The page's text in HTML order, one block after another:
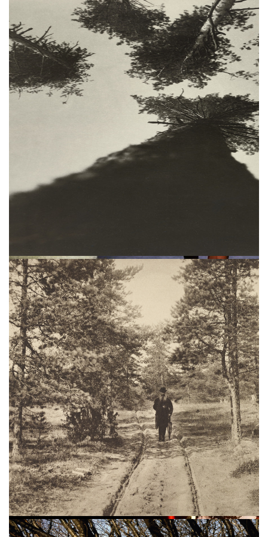
с конца XIX века
до наших дней
Фотографии Евгения Вишнякова, Николая
Мещерина, Игоря Грабаря, Александра
Родченко и других — на выставке
«Природа фотографии» в Третьяковской
галерее.Проект создан при участии
победителей конкурса Huawei XMAGE.
В экспозицию вошли около 130 работ более
30 авторов — от конца XIX века до наших
дней. Выставка показывает, как фотография
прошла путь от изображения природы
в традициях живописи до самостоятельного
художественного языка. Среди
представленных работ — пикториализм
Николая Андреева, пейзажи Валаама
Анатолия Ерина, эксперименты